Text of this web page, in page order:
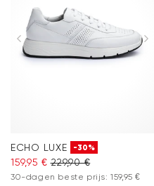
ECHO LUXE -30%
159,95 € 229,90 €
30-dagen beste prijs: 159,95 €